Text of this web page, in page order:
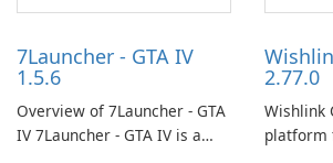
7Launcher - GTA IV
1.5.6
Overview of 7Launcher - GTA
IV 7Launcher - GTA IV is a
2.77.0
Wishlink
platform